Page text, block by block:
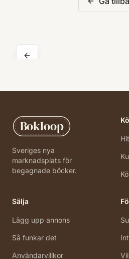
Bokloop
Sveriges nya
marknadsplats för
begagnade böcker.
Sälja
Lägg upp annons
Så funkar det
Användarvillkor